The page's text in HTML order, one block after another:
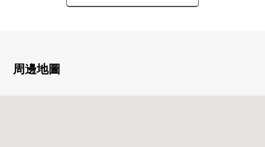
■土地面積：245.05平方公尺(約74.12坪)
■在1樓.2樓廁所有
周邊地圖